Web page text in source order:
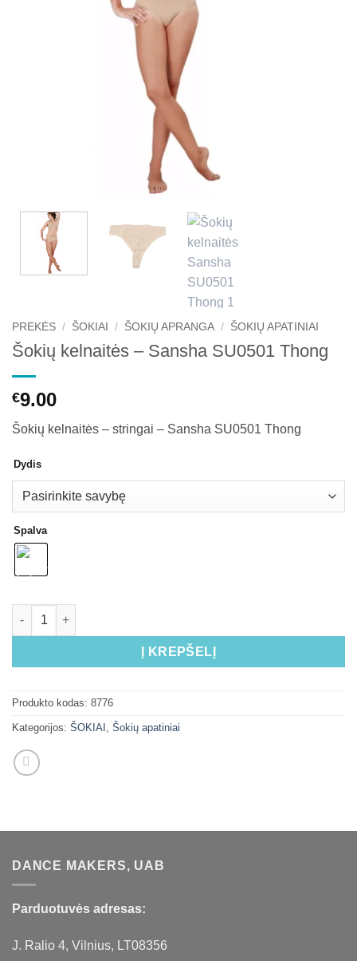
PREKĖS / ŠOKIAI / ŠOKIŲ APRANGA / ŠOKIŲ APATINIAI
Šokių kelnaitės – Sansha SU0501 Thong
€9.00
Šokių kelnaitės – stringai – Sansha SU0501 Thong
Dydis
Spalva
Į KREPŠELĮ
Produkto kodas: 8776
Kategorijos: ŠOKIAI Šokių apatiniai
DANCE MAKERS, UAB
Parduotuvės adresas:
J. Ralio 4, Vilnius, LT08356